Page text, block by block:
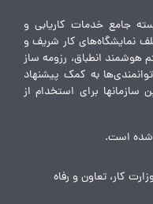
جامع خدمات کاریابی و
نمایشگاه‌های کار شریف و
هوشمند انطباق، رزومه ساز
به کمک پیشنهاد
سازمانها برای استخدام از
شده است.
کار، تعاون و رفاه